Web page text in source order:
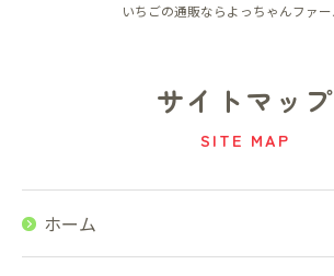
いちごの通販ならよっちゃんファー
SITE MAP
サイトマップ
ホーム